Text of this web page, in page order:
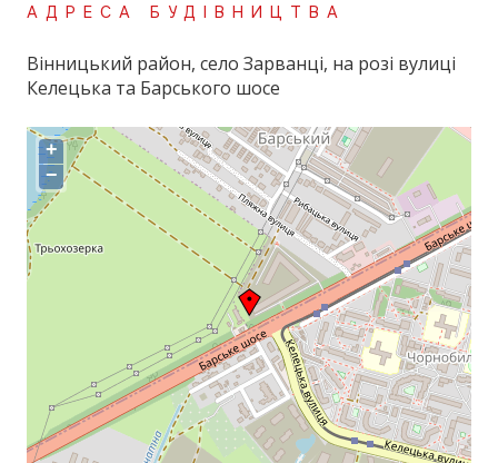
АДРЕСА БУДІВНИЦТВА
Вінницький район, село Зарванці, на розі вулиці
Келецька та Барського шосе
+
−